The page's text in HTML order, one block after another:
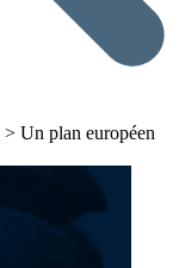
> Un plan européen